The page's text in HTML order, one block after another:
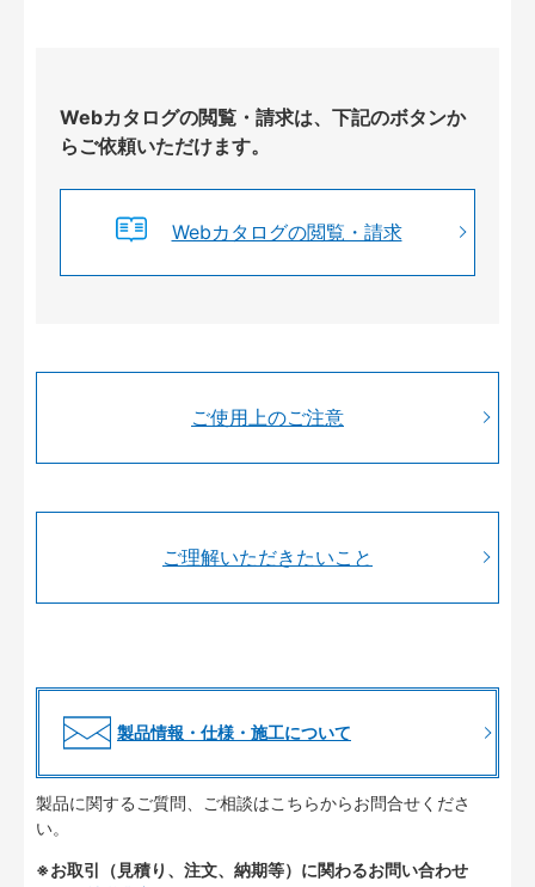
Webカタログの閲覧・請求は、下記のボタンか
らご依頼いただけます。
Webカタログの閲覧・請求
ご使用上のご注意
ご理解いただきたいこと
製品情報・仕様・施工について
製品に関するご質問、ご相談はこちらからお問合せくださ
い。
※お取引（見積り、注文、納期等）に関わるお問い合わせ